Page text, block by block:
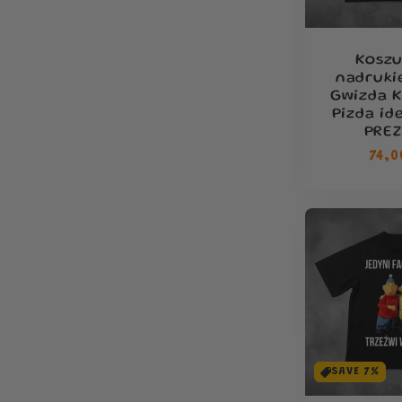
Gwizda
Pizda
SAVE 7%